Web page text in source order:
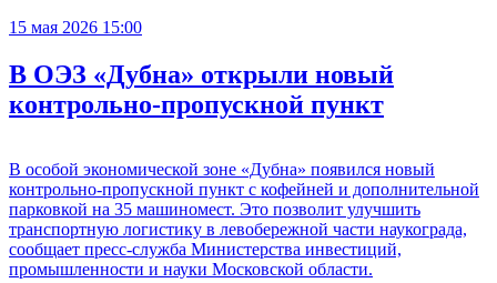
15 мая 2026 15:00
В ОЭЗ «Дубна» открыли новый
контрольно-пропускной пункт
В особой экономической зоне «Дубна» появился новый
контрольно-пропускной пункт с кофейней и дополнительной
парковкой на 35 машиномест. Это позволит улучшить
транспортную логистику в левобережной части наукограда,
сообщает пресс-служба Министерства инвестиций,
промышленности и науки Московской области.